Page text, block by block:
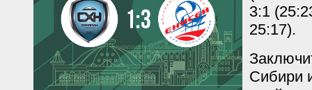
3:1
25:17).
Сибири